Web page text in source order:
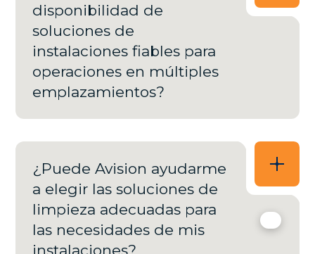
disponibilidad de
soluciones de
instalaciones fiables para
operaciones en múltiples
emplazamientos?
¿Puede Avision ayudarme
a elegir las soluciones de
limpieza adecuadas para
las necesidades de mis
instalaciones?